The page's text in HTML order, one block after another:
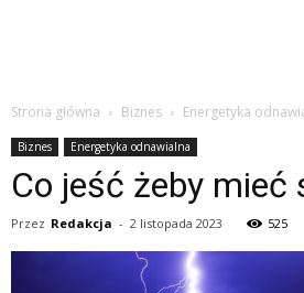
Strona główna Biznes Energetyka
Biznes Energetyka odnawialna
Co jeść żeby mieć
Przez Redakcja - 2 listopada 2023 525